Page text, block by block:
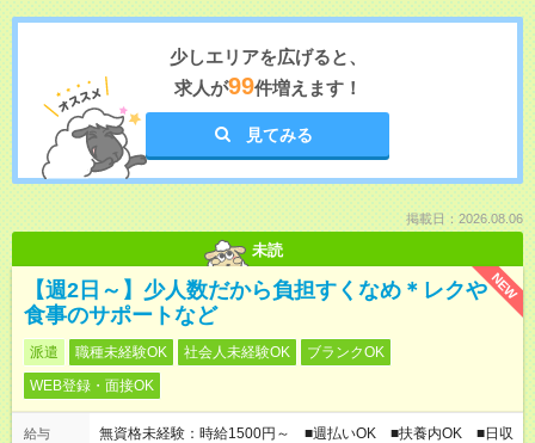
少しエリアを広げると、
求人が99件増えます！
見てみる
掲載日：2026.08.06
未読
NEW
【週2日～】少人数だから負担すくなめ＊レクや
食事のサポートなど
派遣 職種未経験OK 社会人未経験OK
ブランクOK
WEB登録・面接OK
給与
無資格未経験：時給1500円～ ■週払いOK ■扶養内OK ■日収